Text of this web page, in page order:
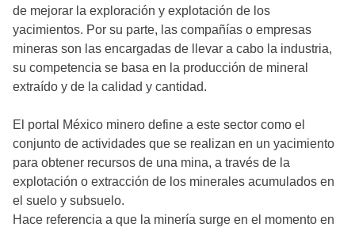
de mejorar la exploración y explotación de los
yacimientos. Por su parte, las compañías o empresas
mineras son las encargadas de llevar a cabo la industria,
su competencia se basa en la producción de mineral
extraído y de la calidad y cantidad.
El portal México minero define a este sector como el
conjunto de actividades que se realizan en un yacimiento
para obtener recursos de una mina, a través de la
explotación o extracción de los minerales acumulados en
el suelo y subsuelo.
Hace referencia a que la minería surge en el momento en